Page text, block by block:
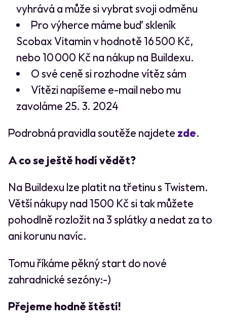
vyhrává a může si vybrat svoji odměnu
Pro výherce máme buď skleník
Scobax Vitamin v hodnotě 16 500 Kč,
nebo 10 000 Kč na nákup na Buildexu.
O své ceně si rozhodne vítěz sám
Vítězi napíšeme e-mail nebo mu
zavoláme 25. 3. 2024
Podrobná pravidla soutěže najdete zde.
A co se ještě hodí vědět?
Na Buildexu lze platit na třetinu s Twistem.
Větší nákupy nad 1500 Kč si tak můžete
pohodlně rozložit na 3 splátky a nedat za to
ani korunu navíc.
Tomu říkáme pěkný start do nové
zahradnické sezóny:-)
Přejeme hodně štěstí!